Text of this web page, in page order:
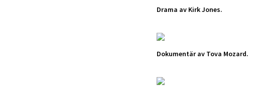
Drama av Kirk Jones.
Dokumentär av Tova Mozard.